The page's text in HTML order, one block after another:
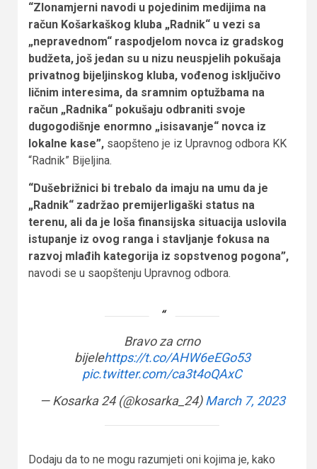
“Zlonamjerni navodi u pojedinim medijima na
račun Košarkaškog kluba „Radnik“ u vezi sa
„nepravednom“ raspodjelom novca iz gradskog
budžeta, još jedan su u nizu neuspjelih pokušaja
privatnog bijeljinskog kluba, vođenog isključivo
ličnim interesima, da sramnim optužbama na
račun „Radnika“ pokušaju odbraniti svoje
dugogodišnje enormno „isisavanje“ novca iz
lokalne kase”, saopšteno je iz Upravnog odbora KK
“Radnik” Bijeljina.
“Dušebrižnici bi trebalo da imaju na umu da je
„Radnik“ zadržao premijerligaški status na
terenu, ali da je loša finansijska situacija uslovila
istupanje iz ovog ranga i stavljanje fokusa na
razvoj mlađih kategorija iz sopstvenog pogona”,
navodi se u saopštenju Upravnog odbora.
Bravo za crno
bijelehttps://t.co/AHW6eEGo53
pic.twitter.com/ca3t4oQAxC
— Kosarka 24 (@kosarka_24)March 7, 2023
Dodaju da to ne mogu razumjeti oni kojima je, kako